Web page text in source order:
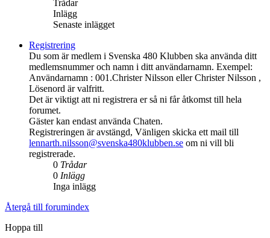
Trådar
Inlägg
Senaste inlägget
Registrering
Du som är medlem i Svenska 480 Klubben ska använda ditt
medlemsnummer och namn i ditt användarnamn. Exempel:
Användarnamn : 001.Christer Nilsson eller Christer Nilsson ,
Lösenord är valfritt.
Det är viktigt att ni registrera er så ni får åtkomst till hela
forumet.
Gäster kan endast använda Chaten.
Registreringen är avstängd, Vänligen skicka ett mail till
lennarth.nilsson@svenska480klubben.se om ni vill bli
registrerade.
0 Trådar
0 Inlägg
Inga inlägg
Återgå till forumindex
Hoppa till